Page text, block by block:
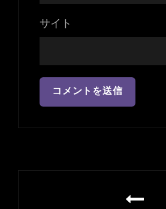
サイト